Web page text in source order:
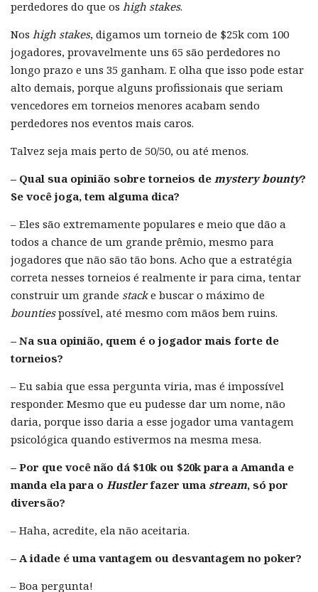
perdedores do que os high stakes.
Nos high stakes, digamos um torneio de $25k com 100
jogadores, provavelmente uns 65 são perdedores no
longo prazo e uns 35 ganham. E olha que isso pode estar
alto demais, porque alguns profissionais que seriam
vencedores em torneios menores acabam sendo
perdedores nos eventos mais caros.
Talvez seja mais perto de 50/50, ou até menos.
– Qual sua opinião sobre torneios de mystery bounty?
Se você joga, tem alguma dica?
– Eles são extremamente populares e meio que dão a
todos a chance de um grande prêmio, mesmo para
jogadores que não são tão bons. Acho que a estratégia
correta nesses torneios é realmente ir para cima, tentar
construir um grande stacke buscar o máximo de
bountiespossível, até mesmo com mãos bem ruins.
– Na sua opinião, quem é o jogador mais forte de
torneios?
– Eu sabia que essa pergunta viria, mas é impossível
responder. Mesmo que eu pudesse dar um nome, não
daria, porque isso daria a esse jogador uma vantagem
psicológica quando estivermos na mesma mesa.
– Por que você não dá $10k ou $20k para a Amanda e
manda ela para o Hustlerfazer uma stream, só por
diversão?
– Haha, acredite, ela não aceitaria.
– A idade é uma vantagem ou desvantagem no poker?
– Boa pergunta!